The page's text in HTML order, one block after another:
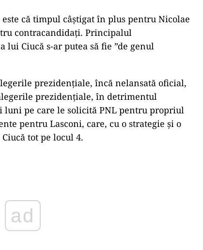
că timpul câștigat în plus pentru Nicolae
contracandidați. Principalul
lui Ciucă s-ar putea să fie ”de genul
prezidențiale, încă nelansată oficial,
prezidențiale, în detrimentul
luni pe care le solicită PNL pentru propriul
pentru Lasconi, care, cu o strategie și o
tot pe locul 4.
ad